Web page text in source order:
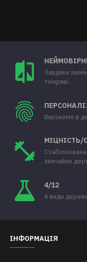
Завдяки
темряві.
Виріжемо в
МІЦНІСТЬ/
звичайне
4/12
4 види
ІНФОРМАЦІЯ